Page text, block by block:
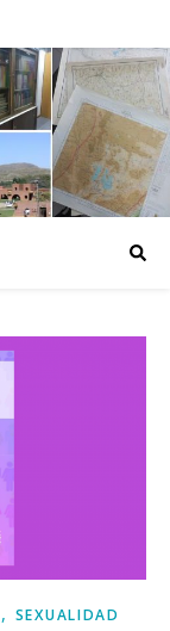
, SEXUALIDAD